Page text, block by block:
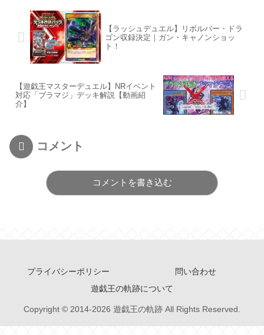
【ラッシュデュエル】リボルバー・ドラ
ゴン収録決定｜ガン・キャノンショッ
ト！
【遊戯王マスターデュエル】NRイベント
対応「ブラマジ」デッキ解説【動画紹
介】
コメント
コメントを書き込む
プライバシーポリシー
問い合わせ
遊戯王の軌跡について
Copyright © 2014-2026 遊戯王の軌跡 All Rights Reserved.